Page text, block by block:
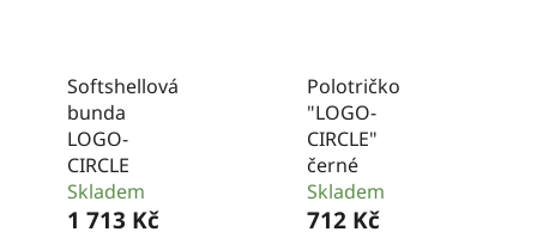
Softshellová
bunda
LOGO-
CIRCLE
Skladem
1 713 Kč
Polotričko
"LOGO-
CIRCLE"
černé
Skladem
712 Kč